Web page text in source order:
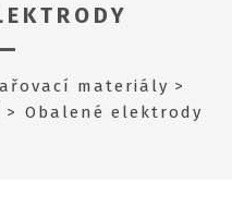
materiály
Obalené elektrody